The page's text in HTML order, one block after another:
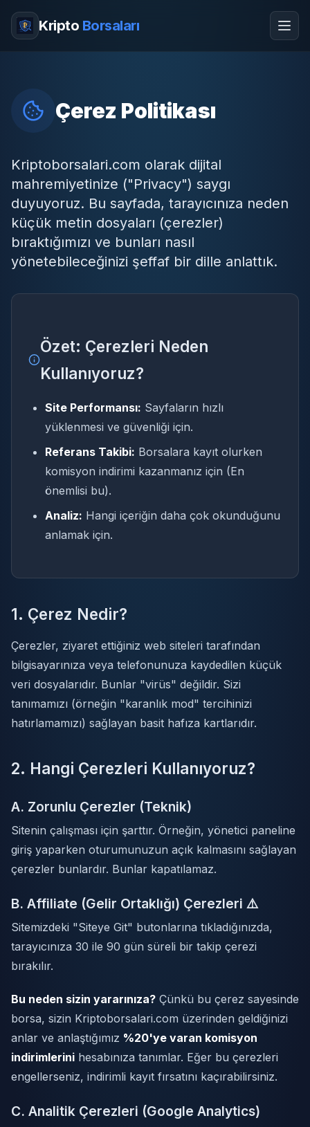
Kripto Borsaları
Çerez Politikası
Kriptoborsalari.com olarak dijital
mahremiyetinize ("Privacy") saygı
duyuyoruz. Bu sayfada, tarayıcınıza neden
küçük metin dosyaları (çerezler)
bıraktığımızı ve bunları nasıl
yönetebileceğinizi şeffaf bir dille anlattık.
Özet: Çerezleri Neden
Kullanıyoruz?
Site Performansı: Sayfaların hızlı
yüklenmesi ve güvenliği için.
Referans Takibi: Borsalara kayıt olurken
komisyon indirimi kazanmanız için (En
önemlisi bu).
Analiz: Hangi içeriğin daha çok okunduğunu
anlamak için.
1. Çerez Nedir?
Çerezler, ziyaret ettiğiniz web siteleri tarafından
bilgisayarınıza veya telefonunuza kaydedilen küçük
veri dosyalarıdır. Bunlar "virüs" değildir. Sizi
tanımamızı (örneğin "karanlık mod" tercihinizi
hatırlamamızı) sağlayan basit hafıza kartlarıdır.
2. Hangi Çerezleri Kullanıyoruz?
A. Zorunlu Çerezler (Teknik)
Sitenin çalışması için şarttır. Örneğin, yönetici paneline
giriş yaparken oturumunuzun açık kalmasını sağlayan
çerezler bunlardır. Bunlar kapatılamaz.
B. Affiliate (Gelir Ortaklığı) Çerezleri ⚠️
Sitemizdeki "Siteye Git" butonlarına tıkladığınızda,
tarayıcınıza 30 ile 90 gün süreli bir takip çerezi
bırakılır.
Bu neden sizin yararınıza? Çünkü bu çerez sayesinde
borsa, sizin Kriptoborsalari.com üzerinden geldiğinizi
anlar ve anlaştığımız %20'ye varan komisyon
indirimlerini hesabınıza tanımlar. Eğer bu çerezleri
engellerseniz, indirimli kayıt fırsatını kaçırabilirsiniz.
C. Analitik Çerezleri (Google Analytics)